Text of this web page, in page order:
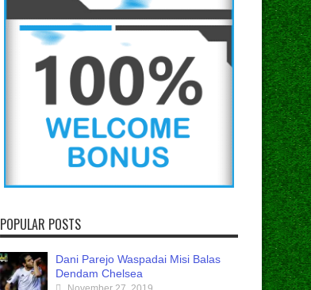
POPULAR POSTS
Dani Parejo Waspadai Misi Balas
Dendam Chelsea